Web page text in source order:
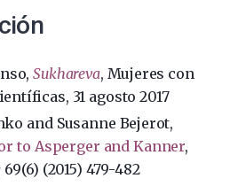
Sukhareva, Mujeres con
31 agosto 2017
and Susanne Bejerot,
to Asperger and Kanner,
69(6) (2015) 479-482